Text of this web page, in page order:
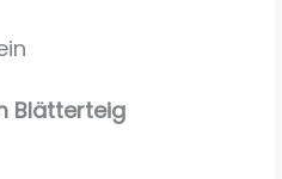
Blätterteig